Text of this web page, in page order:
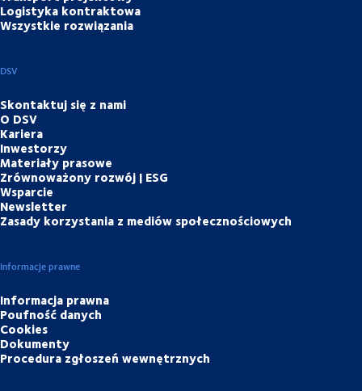
Logistyka kontraktowa
Wszystkie rozwiązania
DSV
Skontaktuj się z nami
O DSV
Kariera
Inwestorzy
Materiały prasowe
Zrównoważony rozwój | ESG
Wsparcie
Newsletter
Zasady korzystania z mediów społecznościowych
Informacje prawne
Informacja prawna
Poufność danych
Cookies
Dokumenty
Procedura zgłoszeń wewnętrznych